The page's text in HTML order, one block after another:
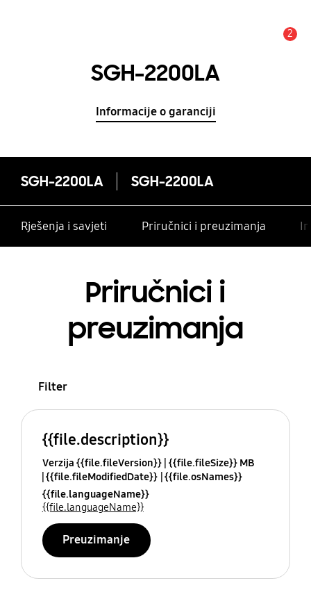
2
SGH-2200LA
Informacije o garanciji
SGH-2200LA SGH-2200LA
Rješenja i savjeti Priručnici i preuzimanja
Priručnici i
preuzimanja
Filter
{{file.description}}
Verzija {{file.fileVersion}} {{file.fileSize}} MB
{{file.fileModifiedDate}} {{file.osNames}}
{{file.languageName}}
{{file.languageName}}
Preuzimanje